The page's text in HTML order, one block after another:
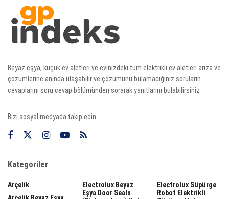
Beyaz eşya, küçük ev aletleri ve evinizdeki tüm elektrikli ev aletleri arıza ve
çözümlerine anında ulaşabilir ve çözümünü bulamadığınız soruların
cevaplarını soru cevap bölümünden sorarak yanıtlarını bulabilirsiniz
Bizi sosyal medyada takip edin:
Kategoriler
Arçelik
Electrolux Beyaz
Eşya Door Seals
Electrolux Süpürge
Robot Elektrikli